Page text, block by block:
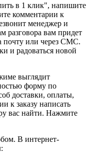
в 1 клик", напишите
комментарии к
менеджер и
разговора вам придет
почту или через СМС.
и радоваться новой
выглядит
форму по
доставки, оплаты,
к заказу написать
вас найти. Нажмите
В интернет-